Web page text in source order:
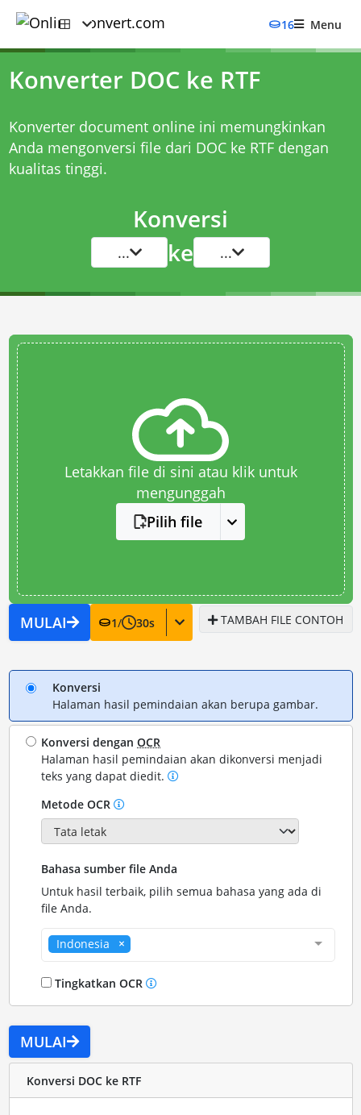
16 Menu
Konverter DOC ke RTF
Konverter document online ini memungkinkan
Anda mengonversi file dari DOC ke RTF dengan
kualitas tinggi.
Konversi
... ke ...
Letakkan file di sini atau klik untuk
mengunggah
Pilih file
MULAI 1/ 30s TAMBAH FILE CONTOH
Konversi
Halaman hasil pemindaian akan berupa gambar.
Konversi denganOCR
Halaman hasil pemindaian akan dikonversi menjadi
teks yang dapat diedit.
Metode OCR
Bahasa sumber file Anda
Untuk hasil terbaik, pilih semua bahasa yang ada di
file Anda.
Indonesia
Tingkatkan OCR
MULAI
Konversi DOC ke RTF